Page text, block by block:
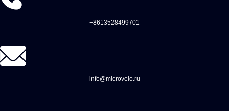
+8613528499701
info@microvelo.ru